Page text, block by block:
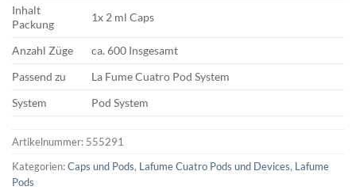
Inhalt
Packung
1x 2 ml Caps
Anzahl Züge
ca. 600 Insgesamt
Passend zu
La Fume Cuatro Pod System
System
Pod System
Artikelnummer: 555291
Kategorien:Caps und Pods, Lafume Cuatro Pods und Devices, Lafume
Pods